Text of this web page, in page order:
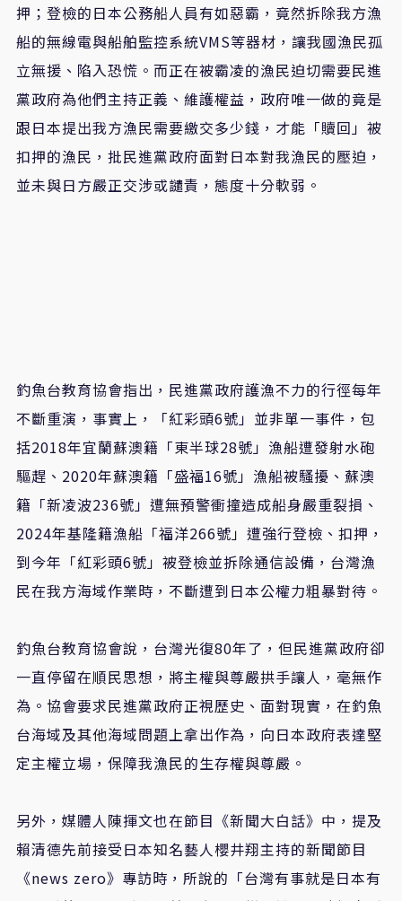
押；登檢的日本公務船人員有如惡霸，竟然拆除我方漁
船的無線電與船舶監控系統VMS等器材，讓我國漁民孤
立無援、陷入恐慌。而正在被霸凌的漁民迫切需要民進
黨政府為他們主持正義、維護權益，政府唯一做的竟是
跟日本提出我方漁民需要繳交多少錢，才能「贖回」被
扣押的漁民，批民進黨政府面對日本對我漁民的壓迫，
並未與日方嚴正交涉或譴責，態度十分軟弱。
釣魚台教育協會指出，民進黨政府護漁不力的行徑每年
不斷重演，事實上，「紅彩頭6號」並非單一事件，包
括2018年宜蘭蘇澳籍「東半球28號」漁船遭發射水砲
驅趕、2020年蘇澳籍「盛福16號」漁船被騷擾、蘇澳
籍「新凌波236號」遭無預警衝撞造成船身嚴重裂損、
2024年基隆籍漁船「福洋266號」遭強行登檢、扣押，
到今年「紅彩頭6號」被登檢並拆除通信設備，台灣漁
民在我方海域作業時，不斷遭到日本公權力粗暴對待。
釣魚台教育協會說，台灣光復80年了，但民進黨政府卻
一直停留在順民思想，將主權與尊嚴拱手讓人，毫無作
為。協會要求民進黨政府正視歷史、面對現實，在釣魚
台海域及其他海域問題上拿出作為，向日本政府表達堅
定主權立場，保障我漁民的生存權與尊嚴。
另外，媒體人陳揮文也在節目《新聞大白話》中，提及
賴清德先前接受日本知名藝人櫻井翔主持的新聞節目
《news zero》專訪時，所說的「台灣有事就是日本有